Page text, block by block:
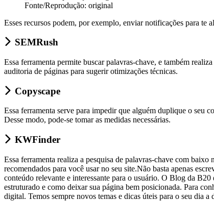
Fonte/Reprodução: original
Esses recursos podem, por exemplo, enviar notificações para te
SEMRush
Essa ferramenta permite buscar palavras-chave, e também
auditoria de páginas para sugerir otimizações técnicas.
Copyscape
Essa ferramenta serve para impedir que alguém duplique o seu
Desse modo, pode-se tomar as medidas necessárias.
KWFinder
Essa ferramenta realiza a pesquisa de palavras-chave com
recomendados para você usar no seu site.Não basta apenas
conteúdo relevante e interessante para o usuário. O Blog da
estruturado e como deixar sua página bem posicionada. Para
digital. Temos sempre novos temas e dicas úteis para o seu dia a